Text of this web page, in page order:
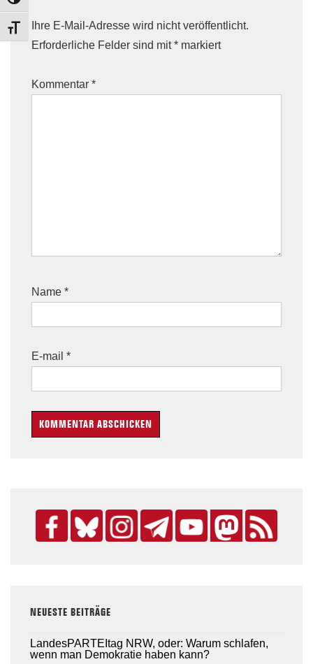
TOGGLE FONT SIZE
Ihre E-Mail-Adresse wird nicht veröffentlicht.
Erforderliche Felder sind mit* markiert
Kommentar *
Name *
E-mail *
NEUESTE BEITRÄGE
LandesPARTEItag NRW, oder: Warum schlafen,
wenn man Demokratie haben kann?